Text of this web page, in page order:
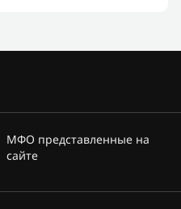
МФО представленные на
сайте